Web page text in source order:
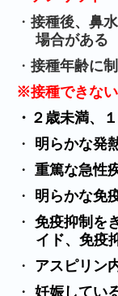
・ 接種後、鼻
場合がある
・ 接種年齢に
※接種できな
・２歳未満、
・
明らかな発
・ 重篤な急性
・
明らかな免
・ 免疫抑制を
イド、免疫
・
アスピリン
・ 妊娠してい